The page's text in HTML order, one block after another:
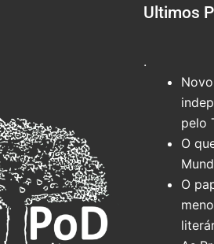
Ultimos
.
pelo
O
O